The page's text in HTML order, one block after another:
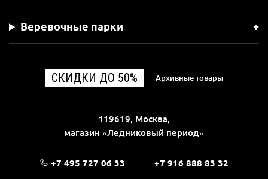
Веревочные парки
СКИДКИ ДО 50% Архивные товары
119619, Москва,
магазин «Ледниковый период»
+7 495 727 06 33 +7 916 888 83 32